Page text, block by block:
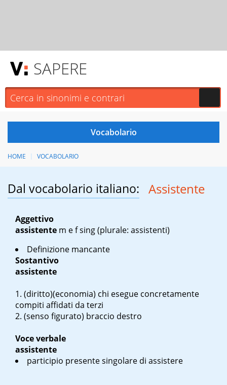
SAPERE
HOME VOCABOLARIO
Dal vocabolario italiano: Assistente
Aggettivo
assistente m ef sing(plurale: assistenti)
Definizione mancante
Sostantivo
assistente
(diritto)(economia) chi esegue concretamente
compiti affidati da terzi
(senso figurato) braccio destro
Voce verbale
assistente
participio presente singolare di assistere